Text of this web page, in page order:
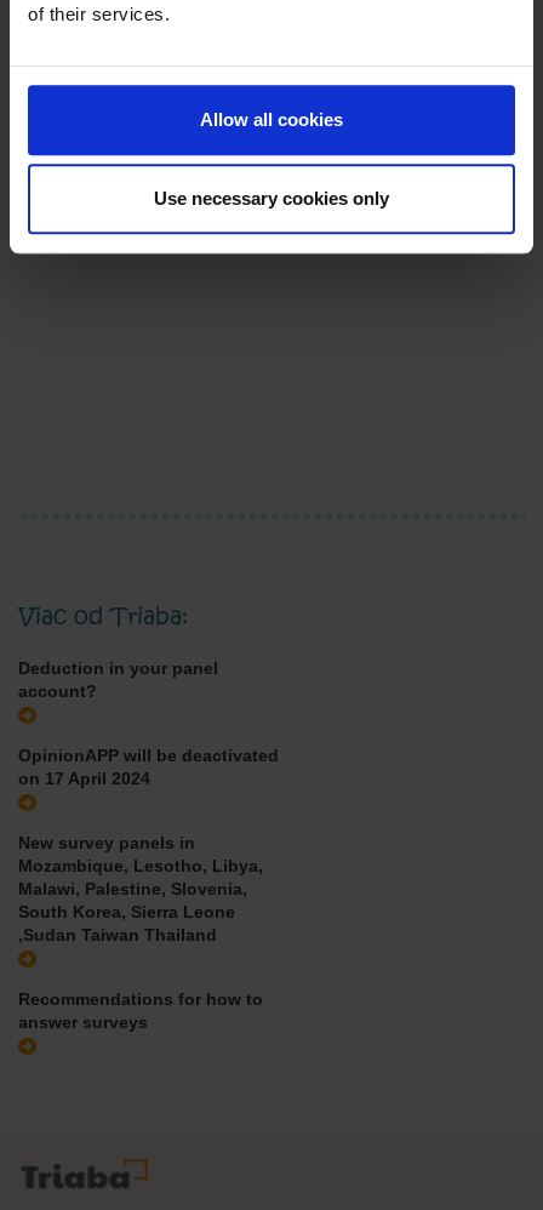
of their services.
Allow all cookies
Use necessary cookies only
Viac od Triaba:
Deduction in your panel
account?
OpinionAPP will be deactivated
on 17 April 2024
New survey panels in
Mozambique, Lesotho, Libya,
Malawi, Palestine, Slovenia,
South Korea, Sierra Leone
,Sudan Taiwan Thailand
Recommendations for how to
answer surveys